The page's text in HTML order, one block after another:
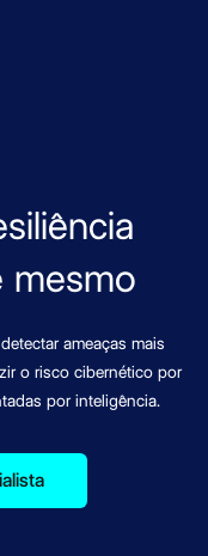
mesmo
ameaças mais
o risco cibernético por
por inteligência.